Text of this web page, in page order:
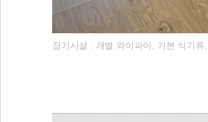
집기시설 : 개별 와이파이, 기본 식기